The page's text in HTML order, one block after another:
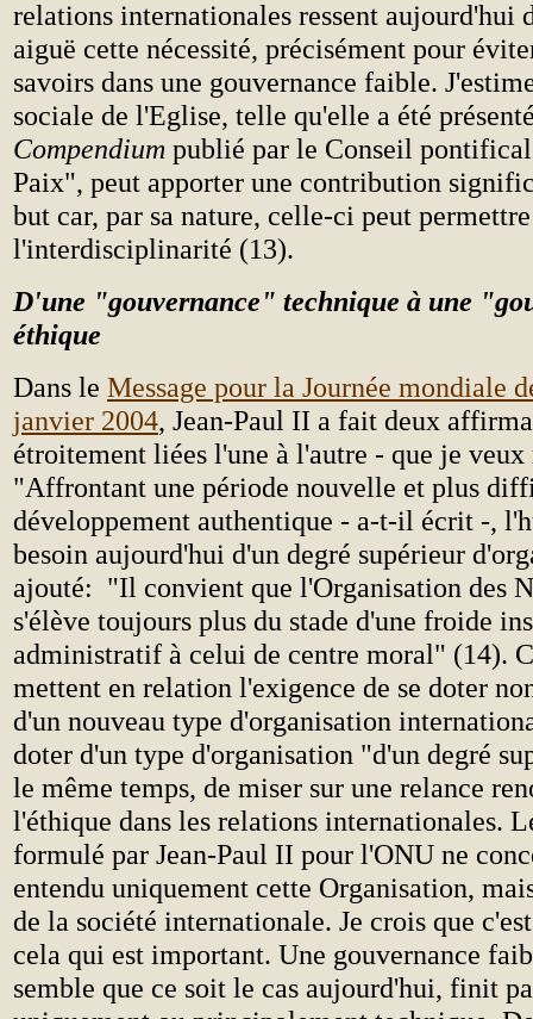
relations internationales ressent aujourd'hui
aiguë cette nécessité, précisément pour
savoirs dans une gouvernance faible.
sociale de l'Eglise, telle qu'elle a été
Compendium publié par le Conseil
Paix", peut apporter une contribution
but car, par sa nature, celle-ci peut
l'interdisciplinarité (13).
D'une "gouvernance" technique à une
éthique
Dans le Message pour la Journée mondiale
janvier 2004, Jean-Paul II a fait deux
étroitement liées l'une à l'autre - que je
"Affrontant une période nouvelle et plus
développement authentique - a-t-il écrit -,
besoin aujourd'hui d'un degré supérieur
ajouté: "Il convient que l'Organisation des
s'élève toujours plus du stade d'une froide
administratif à celui de centre moral" (14).
mettent en relation l'exigence de se doter
d'un nouveau type d'organisation
doter d'un type d'organisation "d'un degré
le même temps, de miser sur une relance
l'éthique dans les relations internationales.
formulé par Jean-Paul II pour l'ONU ne
entendu uniquement cette Organisation,
de la société internationale. Je crois que
cela qui est important. Une gouvernance
semble que ce soit le cas aujourd'hui, finit